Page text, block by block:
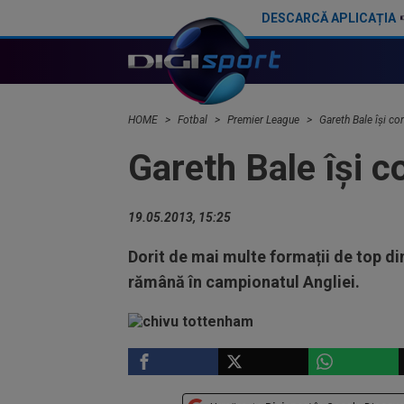
DESCARCĂ APLICAȚIA
HOME Fotbal Premier League Gareth Bale își
Gareth Bale își
19.05.2013, 15:25
Dorit de mai multe formații de top
rămână în campionatul Angliei.